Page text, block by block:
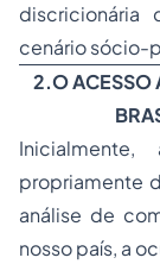
discricionária
cenário sócio-
2.O ACESSO
propriamente
análise de
nosso país, a